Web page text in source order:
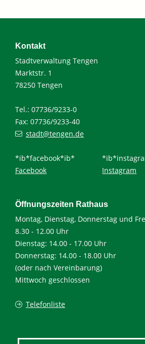
Kontakt
Stadtverwaltung Tengen
Marktstr. 1
78250 Tengen
Tel.: 07736/9233-0
Fax: 07736/9233-40
stadt@tengen.de
*ib*facebook*ib*
Facebook
Instagram
Öffnungszeiten Rathaus
Montag, Dienstag, Donnerstag und
8.30 - 12.00 Uhr
Dienstag: 14.00 - 17.00 Uhr
Donnerstag: 14.00 - 18.00 Uhr
(oder nach Vereinbarung)
Mittwoch geschlossen
Telefonliste